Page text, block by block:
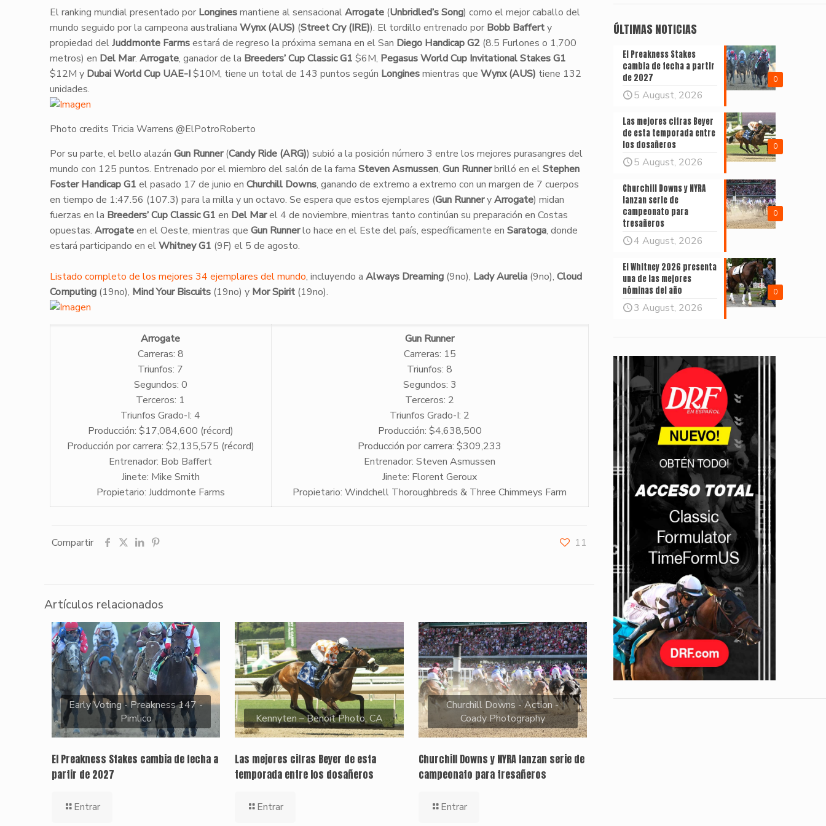
​El ranking mundial presentado por Longinesmantiene al sensacionalArrogate (Unbridled’s Song) como el mejor caballo del
mundo seguido por la campeona australiana Wynx (AUS) (Street Cry (IRE)). El tordillo entrenado por Bobb Bafferty
propiedad delJuddmonte Farmsestará de regreso la próxima semana en el San Diego Handicap G2(8.5 Furlones o 1,700
metros) en Del Mar. Arrogate, ganador de la Breeders’ Cup Classic G1 $6M, Pegasus World Cup Invitational Stakes G1
$12M y Dubai World Cup UAE-I$10M, tiene un total de 143 puntos según Longinesmientras que Wynx (AUS) tiene 132
unidades.
Photo credits Tricia Warrens @ElPotroRoberto
Por su parte, el bello alazán Gun Runner(Candy Ride (ARG)) subió a la posición número 3 entre los mejores purasangres del
mundo con 125 puntos. Entrenado por el miembro del salón de la fama Steven Asmussen, Gun Runnerbrilló en elStephen
Foster Handicap G1 el pasado 17 de junio en Churchill Downs, ganando de extremo a extremo con un margen de 7 cuerpos
en tiempo de 1:47.56 (107.3) para la milla y un octavo. Se espera que estos ejemplares (Gun RunneryArrogate) midan
fuerzas en la Breeders’ Cup Classic G1 en Del Marel 4 de noviembre, mientras tanto continúan su preparación en Costas
opuestas. Arrogateen el Oeste, mientras que Gun Runnerlo hace en el Este del país, específicamente en Saratoga, donde
estará participando en elWhitney G1 (9F) el 5 de agosto.
Listado completo de los mejores 34 ejemplares del mundo, incluyendo a Always Dreaming(9no), Lady Aurelia(9no), Cloud
Computing(19no), Mind Your Biscuits(19no) y Mor Spirit (19no).
Arrogate
Carreras: 8
Triunfos: 7
Segundos: 0
Terceros: 1
Triunfos Grado-I: 4
Producción: $17,084,600 (récord)
Producción por carrera: $2,135,575 (récord)
Entrenador: Bob Baffert
Jinete: Mike Smith
Propietario: Juddmonte Farms
Gun Runner
Carreras: 15
Triunfos: 8
Segundos: 3
Terceros: 2
Triunfos Grado-I: 2
Producción: $4,638,500
Producción por carrera: $309,233
Entrenador: Steven Asmussen
Jinete: Florent Geroux
Propietario: Windchell Thoroughbreds & Three Chimmeys Farm
Compartir 11
Artículos relacionados
Early Voting - Preakness 147 -
Pimlico
El Preakness Stakes cambia de fecha a
partir de 2027
Entrar
Kennyten – Benoit Photo, CA
Las mejores cifras Beyer de esta
temporada entre los dosañeros
Entrar
Churchill Downs - Action -
Coady Photography
Churchill Downs y NYRA lanzan serie de
campeonato para tresañeros
Entrar
ÚLTIMAS NOTICIAS
0
El Preakness Stakes
cambia de fecha a partir
de 2027
5 August, 2026
0
Las mejores cifras Beyer
de esta temporada entre
los dosañeros
5 August, 2026
0
Churchill Downs y NYRA
lanzan serie de
campeonato para
tresañeros
4 August, 2026
0
El Whitney 2026 presenta
una de las mejores
nóminas del año
3 August, 2026